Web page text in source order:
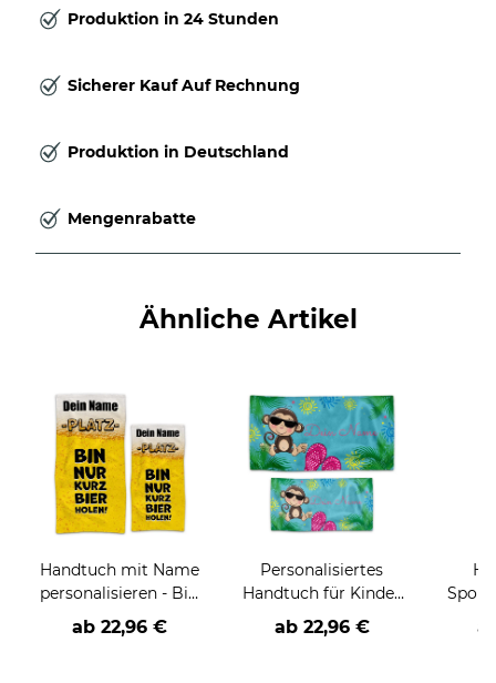
Produktion in 24 Stunden
Sicherer Kauf Auf Rechnung
Produktion in Deutschland
Mengenrabatte
Ähnliche Artikel
Handtuch mit Name
personalisieren - Bin
nur kurz Bier holen -
in zwei Größen
ab 22,96 €
Personalisiertes
Handtuch für Kinder
- mit Name - Affe
ab 22,96 €